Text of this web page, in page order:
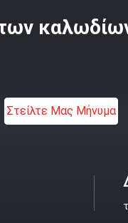
Στείλτε Μας Μήνυμα